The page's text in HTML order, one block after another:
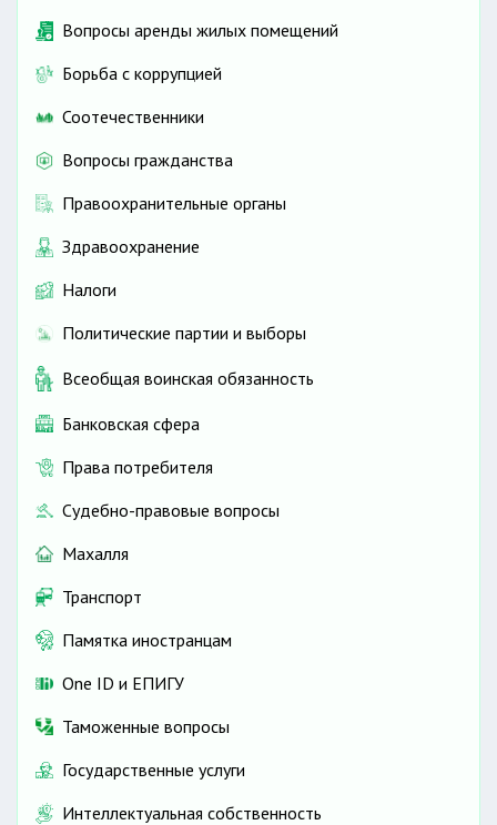
Вопросы аренды жилых помещений
Борьба с коррупцией
Соотечественники
Вопросы гражданства
Правоохранительные органы
Здравоохранение
Налоги
Политические партии и выборы
Всеобщая воинская обязанность
Банковская сфера
Права потребителя
Судебно-правовые вопросы
Махалля
Транспорт
Памятка иностранцам
One ID и ЕПИГУ
Таможенные вопросы
Государственные услуги
Интеллектуальная собственность